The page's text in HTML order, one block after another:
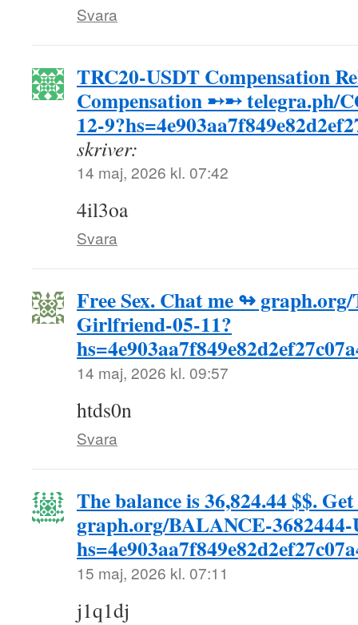
Svara
TRC20-USDT Compensation
Compensation ➸➸ telegra.ph/
12-
skriver:
14 maj, 2026 kl. 07:42
4il3oa
Svara
Free Sex. Chat me ↬
Girlfriend-05-11?
14 maj, 2026 kl. 09:57
htds0n
Svara
The balance is 36,824.44 $$.
graph.org/BALANCE-3682444-
15 maj, 2026 kl. 07:11
j1q1dj